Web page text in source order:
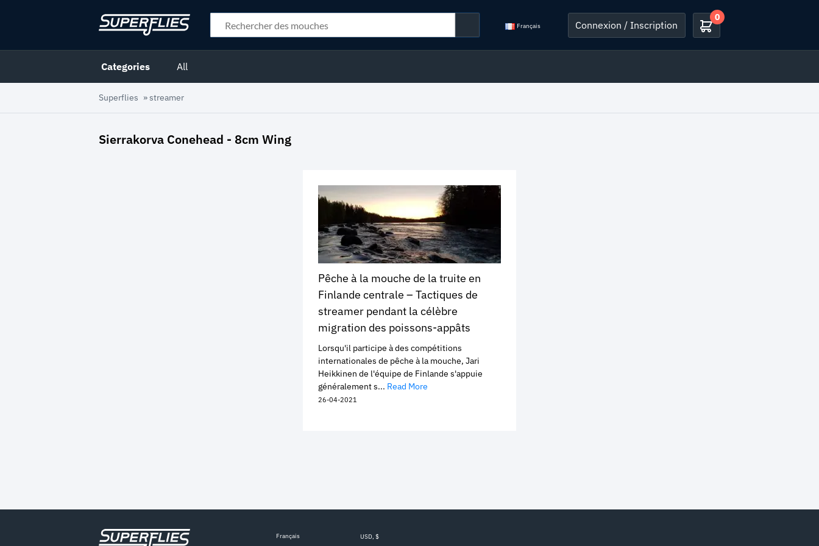
Français Connexion / Inscription
0
Categories All
Superflies »streamer
Sierrakorva Conehead - 8cm Wing
Pêche à la mouche de la truite en
Finlande centrale – Tactiques de
streamer pendant la célèbre
migration des poissons-appâts
Lorsqu'il participe à des compétitions
internationales de pêche à la mouche, Jari
Heikkinen de l'équipe de Finlande s'appuie
généralement s... Read More
26-04-2021
Français USD, $